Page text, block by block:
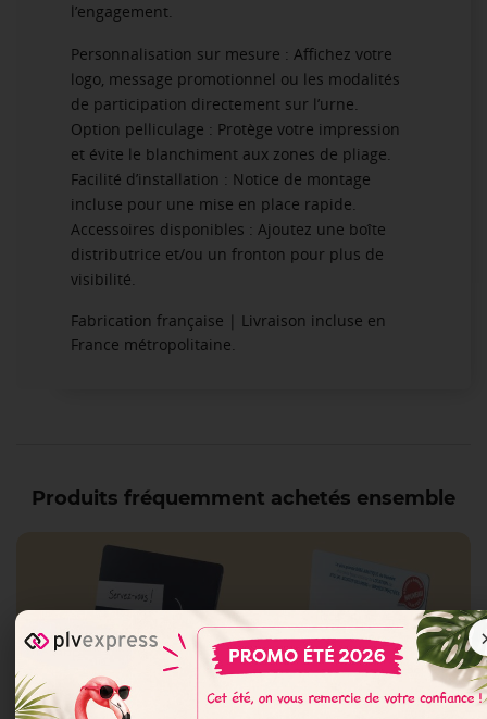
l’engagement.
Personnalisation sur mesure : Affichez votre
logo, message promotionnel ou les modalités
de participation directement sur l’urne.
Option pelliculage : Protège votre impression
et évite le blanchiment aux zones de pliage.
Facilité d’installation : Notice de montage
incluse pour une mise en place rapide.
Accessoires disponibles : Ajoutez une boîte
distributrice et/ou un fronton pour plus de
visibilité.
Fabrication française | Livraison incluse en
France métropolitaine.
Produits fréquemment achetés ensemble